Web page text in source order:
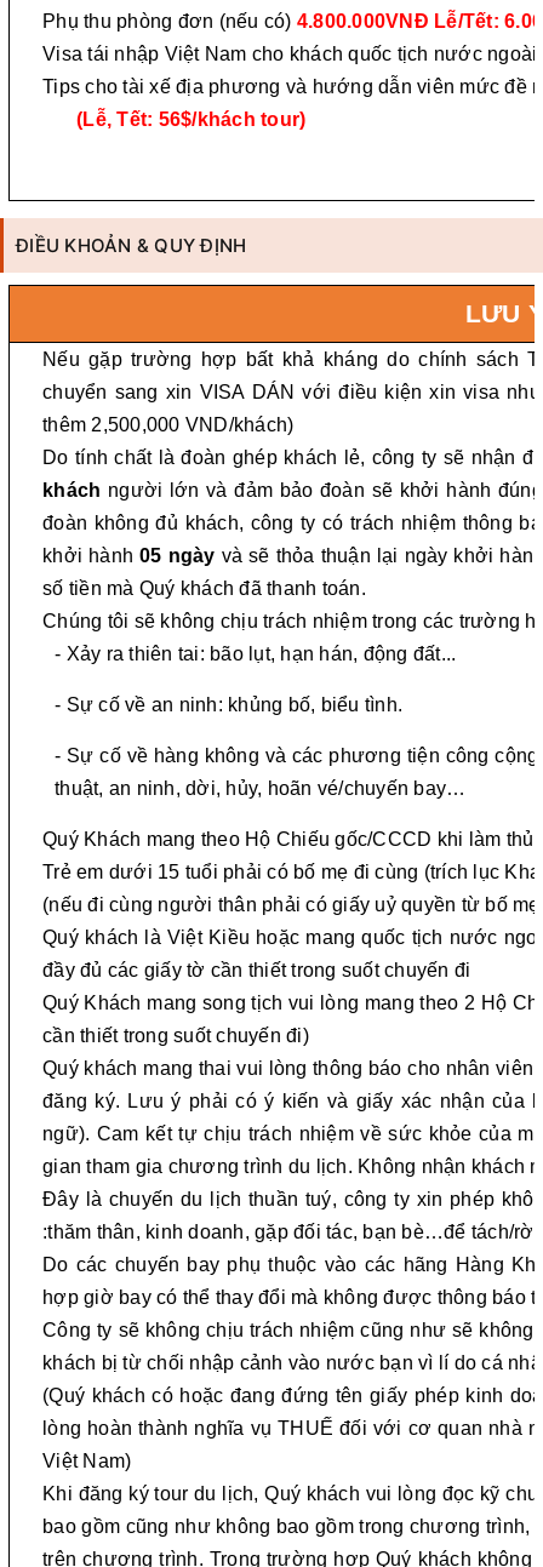
Phụ thu phòng đơn (nếu có) 4.800.000VNĐ Lễ/Tết:
Visa tái nhập Việt Nam cho khách quốc tịch nước ngoài
Tips cho tài xế địa phương và hướng dẫn viên mức đề
(Lễ, Tết: 56$/khách tour)
ĐIỀU KHOẢN & QUY ĐỊNH
LƯU
Nếu gặp trường hợp bất khả kháng do chính sách
chuyển sang xin VISA DÁN với điều kiện xin visa
thêm 2,500,000 VND/khách)
Do tính chất là đoàn ghép khách lẻ, công ty sẽ nhận
khách người lớn và đảm bảo đoàn sẽ khởi hành
đoàn không đủ khách, công ty có trách nhiệm thông
khởi hành05 ngày và sẽ thỏa thuận lại ngày khởi
số tiền mà Quý khách đã thanh toán.
Chúng tôi sẽ không chịu trách nhiệm trong các trường
- Xảy ra thiên tai: bão lụt, hạn hán, động đất...
- Sự cố về an ninh: khủng bố, biểu tình.
- Sự cố về hàng không và các phương tiện công
thuật, an ninh, dời, hủy, hoãn vé/chuyến bay…
Quý Khách mang theo Hộ Chiếu gốc/CCCD khi làm thủ
Trẻ em dưới 15 tuổi phải có bố mẹ đi cùng (trích lục
(nếu đi cùng người thân phải có giấy uỷ quyền từ bố
Quý khách là Việt Kiều hoặc mang quốc tịch nước
đầy đủ các giấy tờ cần thiết trong suốt chuyến đi
Quý Khách mang song tịch vui lòng mang theo 2 Hộ
cần thiết trong suốt chuyến đi)
Quý khách mang thai vui lòng thông báo cho nhân
đăng ký. Lưu ý phải có ý kiến và giấy xác nhận của
ngữ). Cam kết tự chịu trách nhiệm về sức khỏe của
gian tham gia chương trình du lịch. Không nhận khách
Đây là chuyến du lịch thuần tuý, công ty xin phép
:thăm thân, kinh doanh, gặp đối tác, bạn bè…để tách/rời
Do các chuyến bay phụ thuộc vào các hãng Hàng
hợp giờ bay có thể thay đổi mà không được thông báo
Công ty sẽ không chịu trách nhiệm cũng như sẽ không
khách bị từ chối nhập cảnh vào nước bạn vì lí do cá
(Quý khách có hoặc đang đứng tên giấy phép kinh
lòng hoàn thành nghĩa vụ THUẾ đối với cơ quan nhà
Việt Nam)
Khi đăng ký tour du lịch, Quý khách vui lòng đọc kỹ
bao gồm cũng như không bao gồm trong chương trình,
trên chương trình. Trong trường hợp Quý khách không